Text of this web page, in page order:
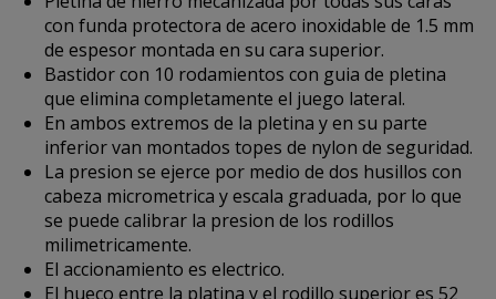
con funda protectora de acero inoxidable de 1.5 mm
de espesor montada en su cara superior.
Bastidor con 10 rodamientos con guia de pletina
que elimina completamente el juego lateral.
En ambos extremos de la pletina y en su parte
inferior van montados topes de nylon de seguridad.
La presion se ejerce por medio de dos husillos con
cabeza micrometrica y escala graduada, por lo que
se puede calibrar la presion de los rodillos
milimetricamente.
El accionamiento es electrico.
El hueco entre la platina y el rodillo superior es 52